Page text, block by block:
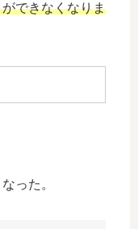
できなくなりま
った。